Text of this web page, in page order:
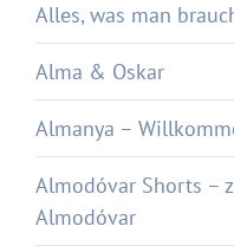
Alles, was man
Alma & Oskar
Almanya –
Almodóvar Shorts –
Almodóvar